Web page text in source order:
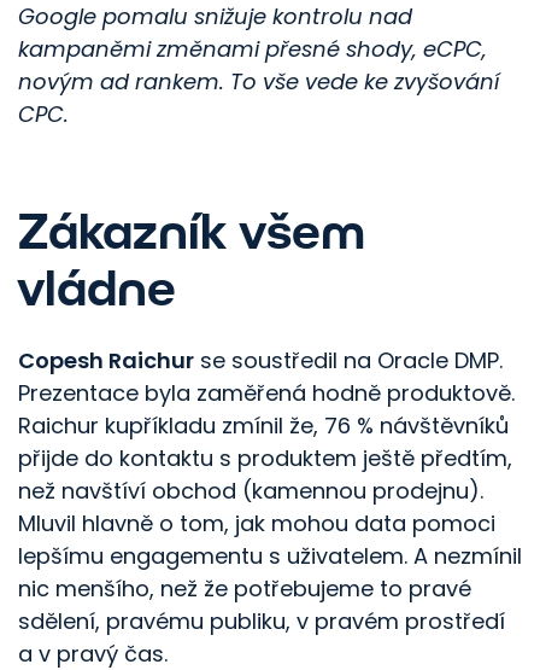
Google pomalu snižuje kontrolu nad
kampaněmi změnami přesné shody, eCPC,
novým ad rankem. To vše vede ke zvyšování
CPC.
Zákazník všem
vládne
Copesh Raichur se soustředil na Oracle DMP.
Prezentace byla zaměřená hodně produktově.
Raichur kupříkladu zmínil že, 76 % návštěvníků
přijde do kontaktu s produktem ještě předtím,
než navštíví obchod (kamennou prodejnu).
Mluvil hlavně o tom, jak mohou data pomoci
lepšímu engagementu s uživatelem. A nezmínil
nic menšího, než že potřebujeme to pravé
sdělení, pravému publiku, v pravém prostředí
a v pravý čas.